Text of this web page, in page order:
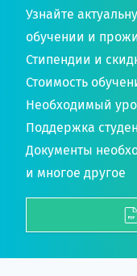
Узнайте
обучении и
Стипендии и
Стоимость
Необходимый
Поддержка
Документы
и многое другое